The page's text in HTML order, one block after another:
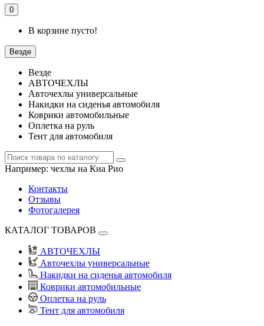
0
В корзине пусто!
Везде
Везде
АВТОЧЕХЛЫ
Авточехлы универсальные
Накидки на сиденья автомобиля
Коврики автомобильные
Оплетка на руль
Тент для автомобиля
Например: чехлы на Киа Рио
Контакты
Отзывы
Фотогалерея
КАТАЛОГ ТОВАРОВ
АВТОЧЕХЛЫ
Авточехлы универсальные
Накидки на сиденья автомобиля
Коврики автомобильные
Оплетка на руль
Тент для автомобиля